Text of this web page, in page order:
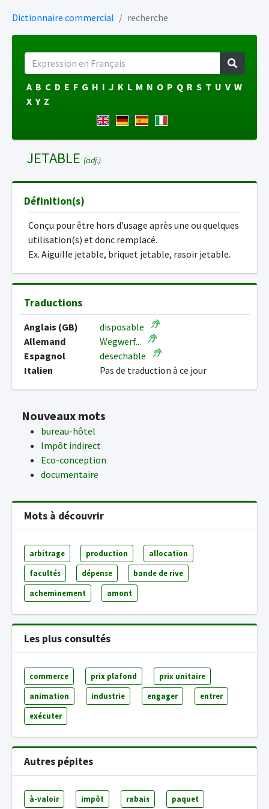
Dictionnaire commercial recherche
A B C D E F G H I J K L M N O P Q R S T U V W
X Y Z
JETABLE (adj.)
Définition(s)
Conçu pour être hors d'usage après une ou quelques
utilisation(s) et donc remplacé.
Ex. Aiguille jetable, briquet jetable, rasoir jetable.
Traductions
Anglais (GB)
disposable
Allemand
Wegwerf...
Espagnol
desechable
Italien
Pas de traduction à ce jour
Nouveaux mots
bureau-hôtel
Impôt indirect
Eco-conception
documentaire
Mots à découvrir
arbitrage production allocation
facultés dépense bande de rive
acheminement amont
Les plus consultés
commerce prix plafond prix unitaire
animation industrie engager entrer
exécuter
Autres pépites
à-valoir impôt rabais paquet